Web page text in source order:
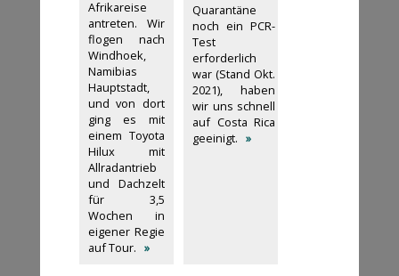
Afrikareise
antreten. Wir
flogen nach
Windhoek,
Namibias
Hauptstadt,
und von dort
ging es mit
einem Toyota
Hilux mit
Allradantrieb
und Dachzelt
für 3,5
Wochen in
eigener Regie
auf Tour. »
Quarantäne
noch ein PCR-
Test
erforderlich
war (Stand Okt.
2021), haben
wir uns schnell
auf Costa Rica
geeinigt. »